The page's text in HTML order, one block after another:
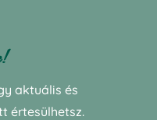
aktuális és
értesülhetsz.